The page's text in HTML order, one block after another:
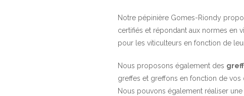
Notre pépinière Gomes-Riondy
certifiés et répondant aux normes en
pour les viticulteurs en fonction de
Nous proposons également des
greffes et greffons en fonction de vos
Nous pouvons également réaliser